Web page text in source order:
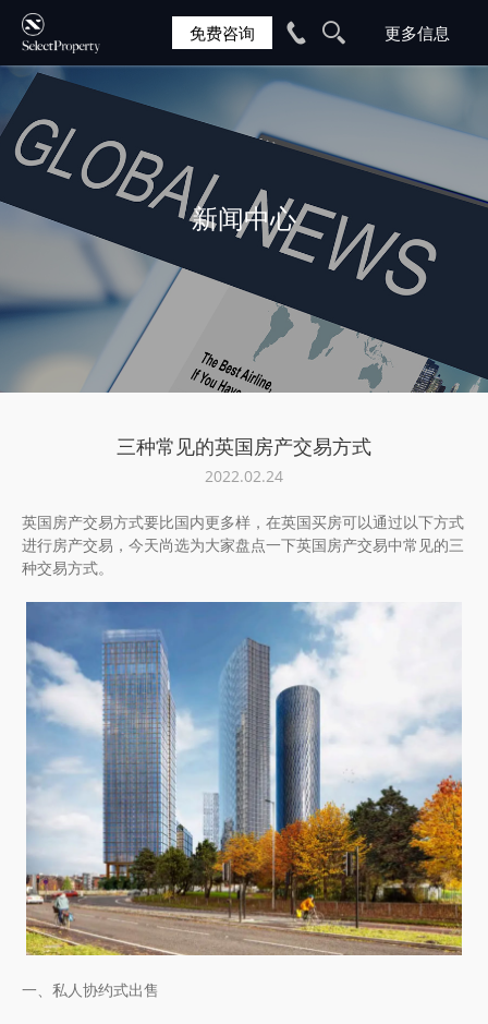
免费咨询
新闻中心
三种常见的英国房产交易方式
2022.02.24
英国房产交易方式要比国内更多样，在英国买房可以通过以下方式
进行房产交易，今天尚选为大家盘点一下英国房产交易中常见的三
种交易方式。
一、私人协约式出售